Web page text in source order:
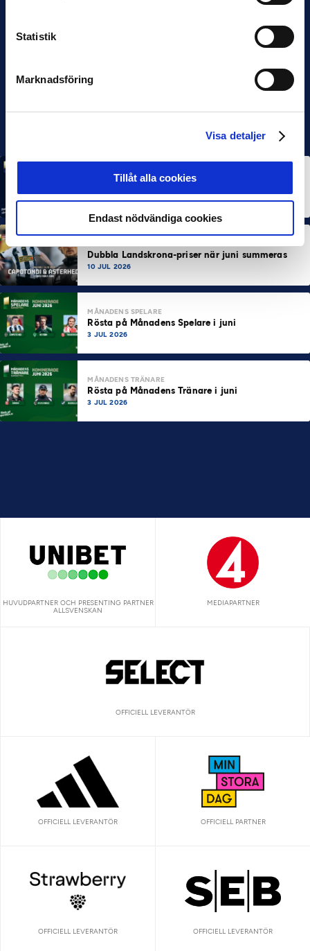
Statistik
Marknadsföring
Visa detaljer
Tillåt alla cookies
Endast nödvändiga cookies
MÅNADENS SPELARE MÅNADENS TRÄNARE
Dubbla Landskrona-priser när juni summeras
10 JUL 2026
MÅNADENS SPELARE
Rösta på Månadens Spelare i juni
3 JUL 2026
MÅNADENS TRÄNARE
Rösta på Månadens Tränare i juni
3 JUL 2026
HUVUDPARTNER OCH PRESENTING PARTNER
ALLSVENSKAN
MEDIAPARTNER
OFFICIELL LEVERANTÖR
OFFICIELL LEVERANTÖR OFFICIELL PARTNER
OFFICIELL LEVERANTÖR OFFICIELL LEVERANTÖR